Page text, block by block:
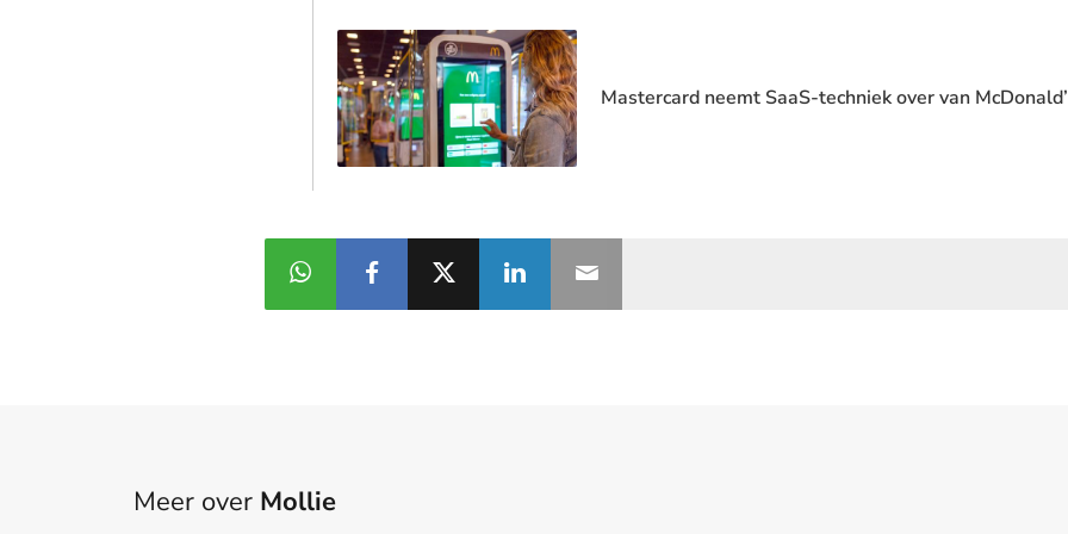
Mastercard neemt SaaS-techniek over van
Meer over Mollie